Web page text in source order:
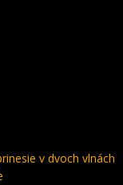
v dvoch vlnách